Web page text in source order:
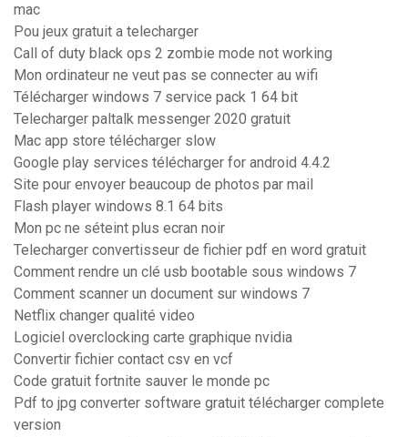
mac
Pou jeux gratuit a telecharger
Call of duty black ops 2 zombie mode not working
Mon ordinateur ne veut pas se connecter au wifi
Télécharger windows 7 service pack 1 64 bit
Telecharger paltalk messenger 2020 gratuit
Mac app store télécharger slow
Google play services télécharger for android 4.4.2
Site pour envoyer beaucoup de photos par mail
Flash player windows 8.1 64 bits
Mon pc ne séteint plus ecran noir
Telecharger convertisseur de fichier pdf en word gratuit
Comment rendre un clé usb bootable sous windows 7
Comment scanner un document sur windows 7
Netflix changer qualité video
Logiciel overclocking carte graphique nvidia
Convertir fichier contact csv en vcf
Code gratuit fortnite sauver le monde pc
Pdf to jpg converter software gratuit télécharger complete
version